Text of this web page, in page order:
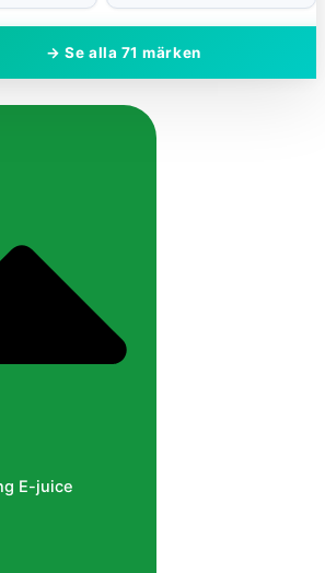
→ Se alla 71 märken
E-juice